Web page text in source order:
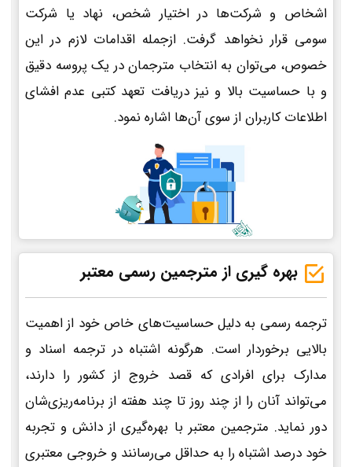
اشخاص و شرکت‌ها در اختیار شخص، نهاد یا شرکت
سومی قرار نخواهد گرفت. ازجمله اقدامات لازم در این
خصوص، می‌توان به انتخاب مترجمان در یک پروسه دقیق
و با حساسیت بالا و نیز دریافت تعهد کتبی عدم افشای
اطلاعات کاربران از سوی آن‌ها اشاره نمود.
بهره گیری از مترجمین رسمی معتبر
ترجمه رسمی به دلیل حساسیت‌های خاص خود از اهمیت
بالایی برخوردار است. هرگونه اشتباه در ترجمه اسناد و
مدارک برای افرادی که قصد خروج از کشور را دارند،
می‌تواند آنان را از چند روز تا چند هفته از برنامه‌ریزی‌شان
دور نماید. مترجمین معتبر با بهره‌گیری از دانش و تجربه
خود درصد اشتباه را به حداقل می‌رسانند و خروجی معتبری